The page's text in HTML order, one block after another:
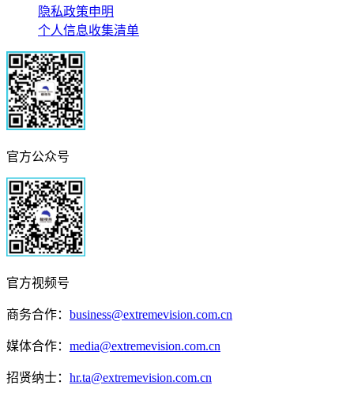
隐私政策申明
个人信息收集清单
官方公众号
官方视频号
商务合作： business@extremevision.com.cn
媒体合作： media@extremevision.com.cn
招贤纳士： hr.ta@extremevision.com.cn